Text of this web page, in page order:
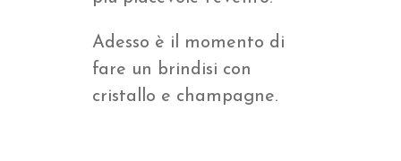
Adesso è il momento di
fare un brindisi con
cristallo e champagne.